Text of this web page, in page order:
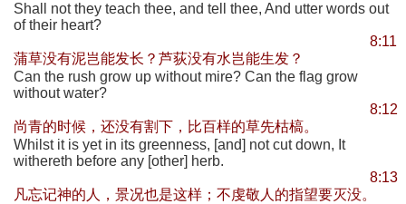
Shall not they teach thee, and tell thee, And utter words out
of their heart?
8:11
蒲草没有泥岂能发长？芦荻没有水岂能生发？
Can the rush grow up without mire? Can the flag grow
without water?
8:12
尚青的时候，还没有割下，比百样的草先枯槁。
Whilst it is yet in its greenness, [and] not cut down, It
withereth before any [other] herb.
8:13
凡忘记神的人，景况也是这样；不虔敬人的指望要灭没。